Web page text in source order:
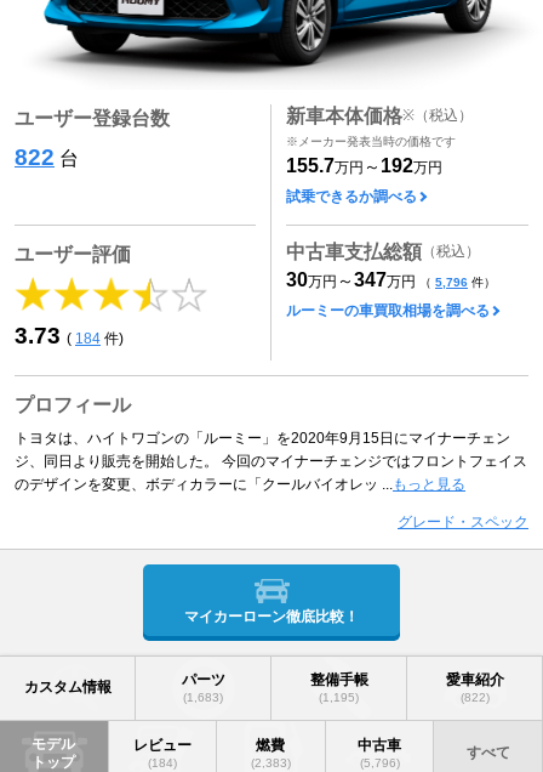
ユーザー登録台数
822 台
ユーザー評価
3.73 ( 184 件)
新車本体価格※ （税込）
※メーカー発表当時の価格です
155.7万円 ～ 192万円
試乗できるか調べる
中古車支払総額 （税込）
30万円 ～347万円 （ 5,796 件）
ルーミーの車買取相場を調べる
プロフィール
トヨタは、ハイトワゴンの「ルーミー」を2020年9月15日にマイナーチェン
ジ、同日より販売を開始した。 今回のマイナーチェンジではフロントフェイス
のデザインを変更、ボディカラーに「クールバイオレッ ...
もっと見る
グレード・スペック
マイカーローン徹底比較！
カスタム情報 パーツ
(1,683)
整備手帳
(1,195)
愛車紹介
(822)
モデル
トップ
レビュー
(184)
燃費
(2,383)
中古車
(5,796)
すべて